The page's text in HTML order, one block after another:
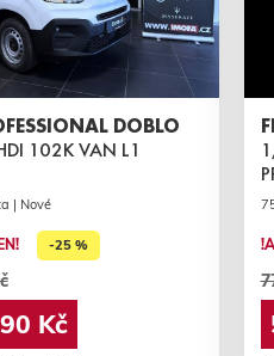
DOBLO
102K VAN L1
| Nové
-25 %
Kč